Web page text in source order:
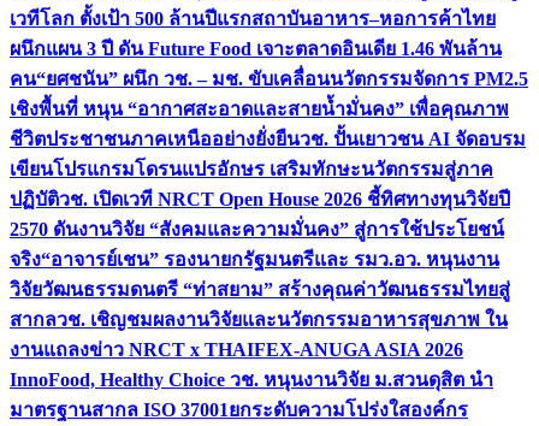
เวทีโลก ตั้งเป้า 500 ล้านปีแรกสถาบันอาหาร–หอการค้าไทย
ผนึกแผน 3 ปี ดัน Future Food เจาะตลาดอินเดีย 1.46 พันล้าน
คน“ยศชนัน” ผนึก วช. – มช. ขับเคลื่อนนวัตกรรมจัดการ PM2.5
เชิงพื้นที่ หนุน “อากาศสะอาดและสายน้ำมั่นคง” เพื่อคุณภาพ
ชีวิตประชาชนภาคเหนืออย่างยั่งยืนวช. ปั้นเยาวชน AI จัดอบรม
เขียนโปรแกรมโดรนแปรอักษร เสริมทักษะนวัตกรรมสู่ภาค
ปฏิบัติวช. เปิดเวที NRCT Open House 2026 ชี้ทิศทางทุนวิจัยปี
2570 ดันงานวิจัย “สังคมและความมั่นคง” สู่การใช้ประโยชน์
จริง“อาจารย์เชน” รองนายกรัฐมนตรีและ รมว.อว. หนุนงาน
วิจัยวัฒนธรรมดนตรี “ท่าสยาม” สร้างคุณค่าวัฒนธรรมไทยสู่
สากลวช. เชิญชมผลงานวิจัยและนวัตกรรมอาหารสุขภาพ ใน
งานแถลงข่าว NRCT x THAIFEX-ANUGA ASIA 2026
InnoFood, Healthy Choice วช. หนุนงานวิจัย ม.สวนดุสิต นำ
มาตรฐานสากล ISO 37001ยกระดับความโปร่งใสองค์กร